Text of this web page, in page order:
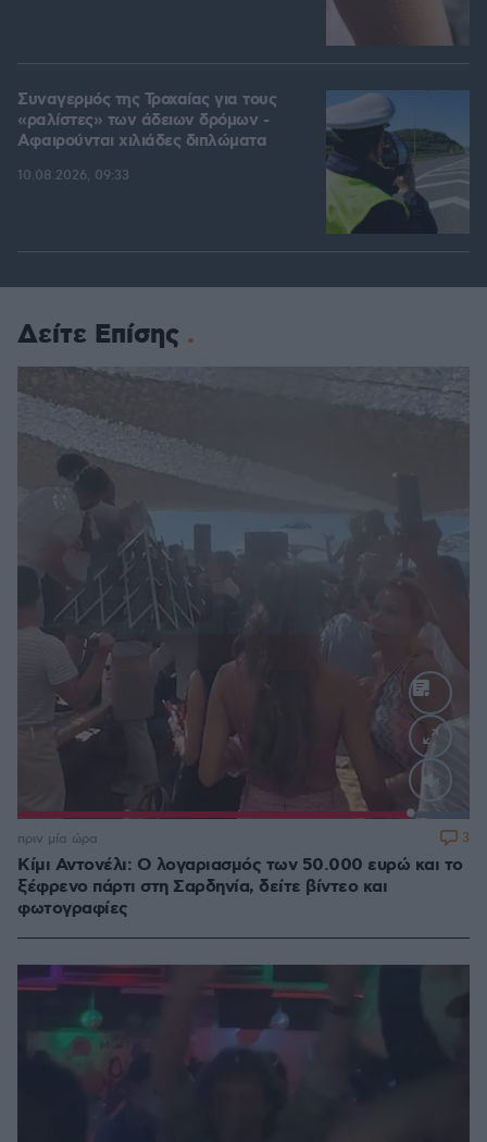
Συναγερμός της Τροχαίας για τους
«ραλίστες» των άδειων δρόμων -
Αφαιρούνται χιλιάδες διπλώματα
10.08.2026, 09:33
Δείτε Επίσης
Loaded:
Κίμι Αντονέλι: Ο λογαριασμός των 50.000 ευρώ και το
ξέφρενο πάρτι στη Σαρδηνία, δείτε βίντεο και
φωτογραφίες
πριν μία ώρα 3